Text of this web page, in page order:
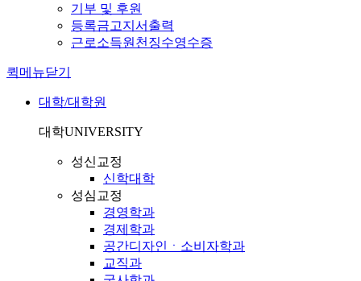
기부 및 후원
등록금고지서출력
근로소득원천징수영수증
퀵메뉴닫기
대학/대학원
대학UNIVERSITY
성신교정
신학대학
성심교정
경영학과
경제학과
공간디자인ㆍ소비자학과
교직과